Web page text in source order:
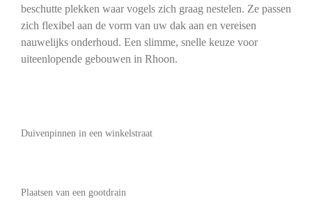
beschutte plekken waar vogels zich graag nestelen. Ze passen
zich flexibel aan de vorm van uw dak aan en vereisen
nauwelijks onderhoud. Een slimme, snelle keuze voor
uiteenlopende gebouwen in Rhoon.
Duivenpinnen in een winkelstraat
Plaatsen van een gootdrain